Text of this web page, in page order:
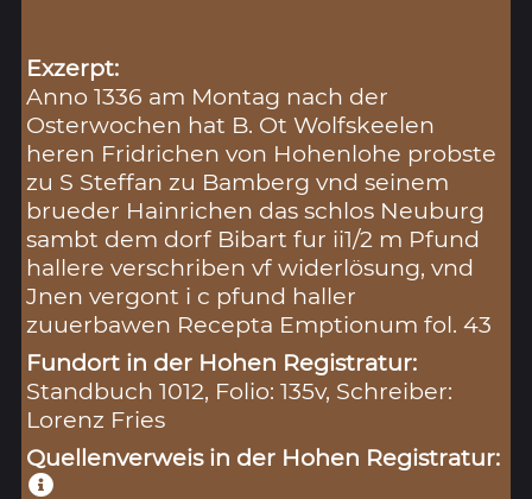
Exzerpt:
Anno 1336 am Montag nach der
Osterwochen hat B. Ot Wolfskeelen
heren Fridrichen von Hohenlohe probste
zu S Steffan zu Bamberg vnd seinem
brueder Hainrichen das schlos Neuburg
sambt dem dorf Bibart fur ii1/2 m Pfund
hallere verschriben vf widerlösung, vnd
Jnen vergont i c pfund haller
zuuerbawen Recepta Emptionum fol. 43
Fundort in der Hohen Registratur:
Standbuch 1012, Folio: 135v, Schreiber:
Lorenz Fries
Quellenverweis in der Hohen Registratur: